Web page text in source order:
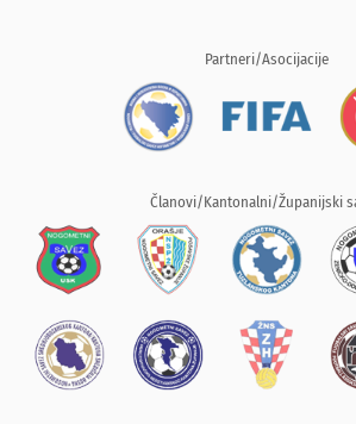
Partneri/Asocijacije
Članovi/Kantonalni/Županijski